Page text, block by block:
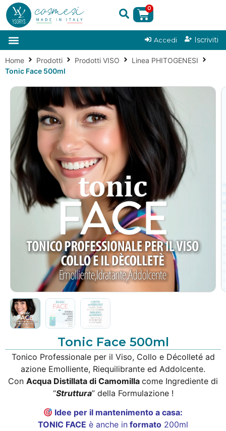
0
Accedi Iscriviti
Home Prodotti Prodotti VISO
Linea PHITOGENESI
Tonic Face 500ml
Tonic Face 500ml
Tonico Professionale per il Viso, Collo e Décolleté ad
azione Emolliente, Riequilibrante ed Addolcente.
Con Acqua Distillata di Camomilla come Ingrediente di
“Struttura” della Formulazione !
Idee per il mantenimento a casa:
TONIC FACE è anche in formato 200ml